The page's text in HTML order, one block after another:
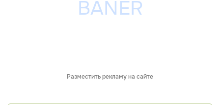
Разместить рекламу на сайте